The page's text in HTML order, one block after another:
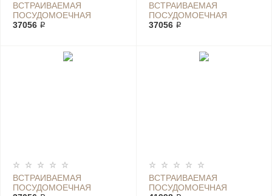
ВСТРАИВАЕМАЯ
ПОСУДОМОЕЧНАЯ
МАШИНА ELECTROLUX
37056 ₽
ВСТРАИВАЕМАЯ
ПОСУДОМОЕЧНАЯ
МАШИНА ELECTROLUX
37056 ₽
ВСТРАИВАЕМАЯ
ПОСУДОМОЕЧНАЯ
ВСТРАИВАЕМАЯ
ПОСУДОМОЕЧНАЯ